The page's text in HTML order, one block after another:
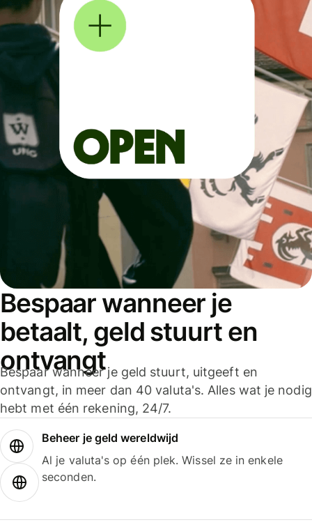
Bespaar wanneer je
betaalt, geld stuurt en
ontvangt
Bespaar wanneer je geld stuurt, uitgeeft en
ontvangt, in meer dan 40 valuta's. Alles wat je nodig
hebt met één rekening, 24/7.
Beheer je geld wereldwijd
Al je valuta's op één plek. Wissel ze in enkele
seconden.